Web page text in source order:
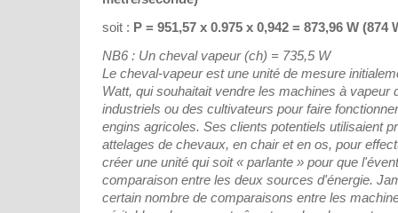
soit : P = 951,57 x 0.975 x 0,942 = 873,96 W (874
NB6 : Un cheval vapeur (ch) = 735,5 W
Le cheval-vapeur est une unité de mesure
Watt, qui souhaitait vendre les machines à vapeur
industriels ou des cultivateurs pour faire
engins agricoles. Ses clients potentiels utilisaient
attelages de chevaux, en chair et en os, pour
créer une unité qui soit « parlante » pour que
comparaison entre les deux sources d'énergie.
certain nombre de comparaisons entre les